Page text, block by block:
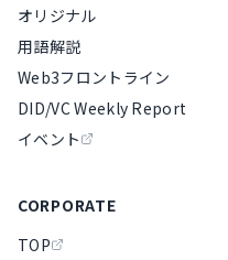
オリジナル
用語解説
Web3フロントライン
DID/VC Weekly Report
イベント
CORPORATE
TOP